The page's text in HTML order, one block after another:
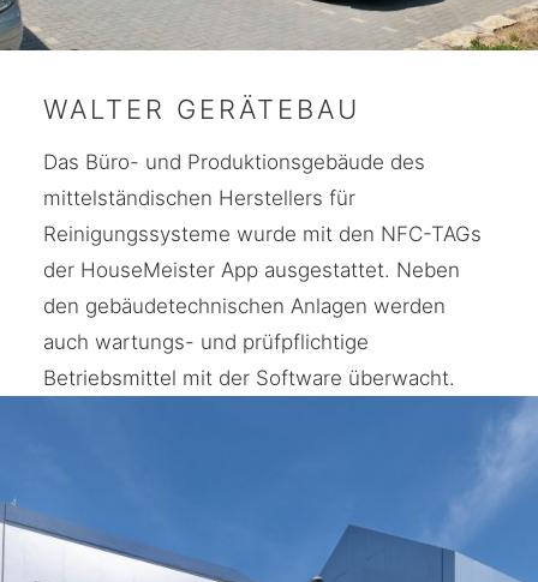
WALTER GERÄTEBAU
Das Büro- und Produktionsgebäude des
mittelständischen Herstellers für
Reinigungssysteme wurde mit den NFC-TAGs
der HouseMeister App ausgestattet. Neben
den gebäudetechnischen Anlagen werden
auch wartungs- und prüfpflichtige
Betriebsmittel mit der Software überwacht.